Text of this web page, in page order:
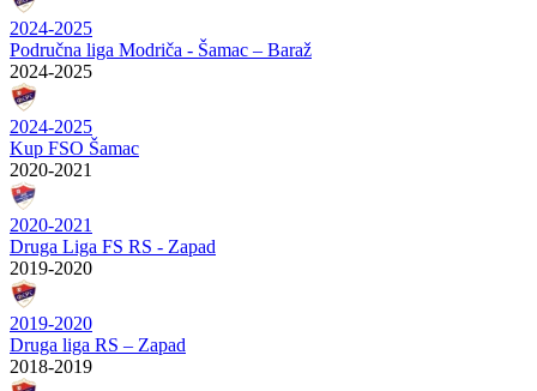
2024-2025
Područna liga Modriča - Šamac – Baraž
2024-2025
2024-2025
Kup FSO Šamac
2020-2021
2020-2021
Druga Liga FS RS - Zapad
2019-2020
2019-2020
Druga liga RS – Zapad
2018-2019